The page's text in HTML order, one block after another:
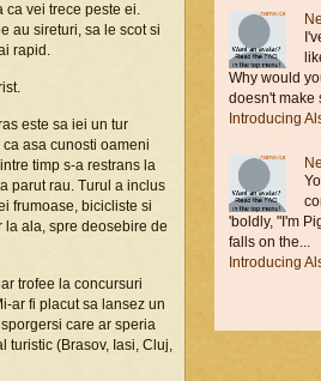
ca vei trece peste ei.
au sireturi, sa le scot si
rapid.
este sa iei un tur
asa cunosti oameni
timp s-a restrans la
parut rau. Turul a inclus
frumoase, bicicliste si
ala, spre deosebire de
trofee la concursuri
ar fi placut sa lansez un
care ar speria
turistic (Brasov, Iasi, Cluj,
Why would
doesn't make
Introducing
'boldly, "I'm
falls on the...
Introducing